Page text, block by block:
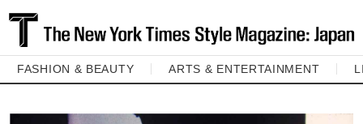
FASHION & BEAUTY ARTS & ENTERTAINMENT